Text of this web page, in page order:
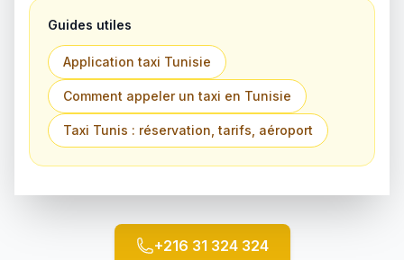
Guides utiles
Application taxi Tunisie
Comment appeler un taxi en Tunisie
Taxi Tunis : réservation, tarifs, aéroport
+216 31 324 324